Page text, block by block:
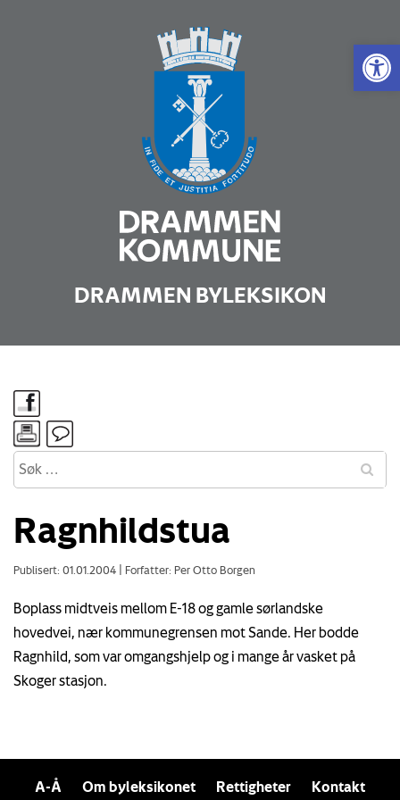
Vis
DRAMMEN BYLEKSIKON
Ragnhildstua
Publisert: 01.01.2004 Forfatter: Per Otto Borgen
Boplass midtveis mellom E-18 og gamle sørlandske
hovedvei, nær kommunegrensen mot Sande. Her bodde
Ragnhild, som var omgangshjelp og i mange år vasket på
Skoger stasjon.
A-Å Om byleksikonet Rettigheter Kontakt